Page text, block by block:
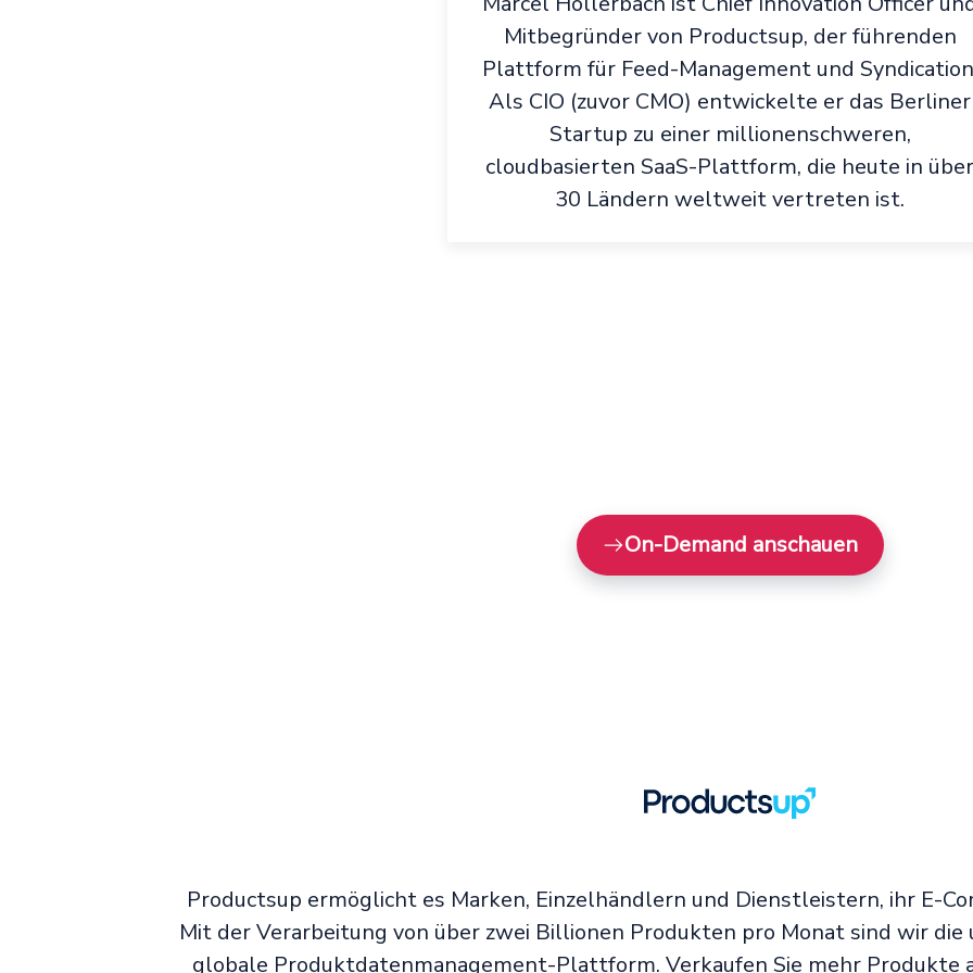
Mitbegründer von Productsup, der führenden
Plattform für Feed-Management und
Als CIO (zuvor CMO) entwickelte er das Berliner
Startup zu einer millionenschweren,
cloudbasierten SaaS-Plattform, die heute in über
30 Ländern weltweit vertreten ist.
On-Demand anschauen
Productsup ermöglicht es Marken, Einzelhändlern und Dienstleistern, ihr E-
Mit der Verarbeitung von über zwei Billionen Produkten pro Monat sind wir
globale Produktdatenmanagement-Plattform. Verkaufen Sie mehr Produkte